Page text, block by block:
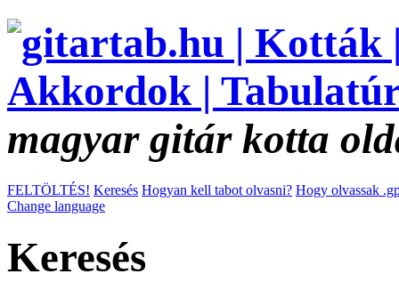
magyar gitár kotta
FELTÖLTÉS! Keresés Hogyan kell tabot olvasni? Hogy olvassak
Change language
Keresés